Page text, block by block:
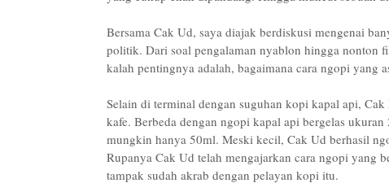
Bersama Cak Ud, saya diajak berdiskusi mengenai
politik. Dari soal pengalaman nyablon hingga nonton
kalah pentingnya adalah, bagaimana cara ngopi yang
Selain di terminal dengan suguhan kopi kapal api,
kafe. Berbeda dengan ngopi kapal api bergelas
mungkin hanya 50ml. Meski kecil, Cak Ud berhasil
Rupanya Cak Ud telah mengajarkan cara ngopi yang
tampak sudah akrab dengan pelayan kopi itu.